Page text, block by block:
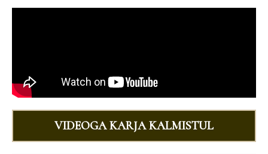
VIDEOGA KARJA KALMISTUL